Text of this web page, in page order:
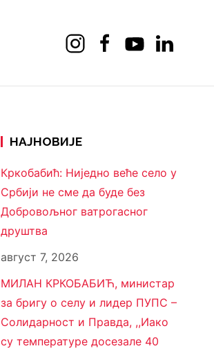
НАЈНОВИЈЕ
Кркобабић: Ниједно веће село у
Србији не сме да буде без
Добровољног ватрогасног
друштва
август 7, 2026
МИЛАН КРКОБАБИЋ, министар
за бригу о селу и лидер ПУПС –
Солидарност и Правда, ,,Иако
су температуре досезале 40